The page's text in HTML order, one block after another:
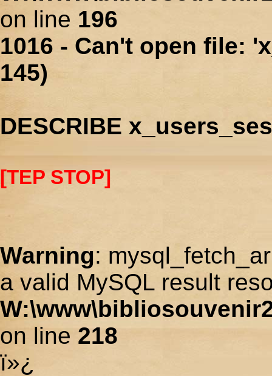
on line 196
1016 - Can't open file:
145)
DESCRIBE
[TEP STOP]
Warning:
a valid MySQL result
on line 218
ï»¿